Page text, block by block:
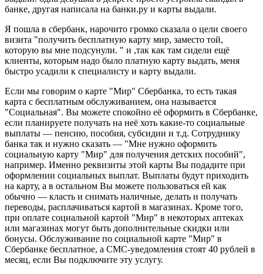
банке, другая написала на банки.ру и карты выдали.
Я пошла в сбербанк, нарочито громко сказала о цели своего
визита "получить бесплатную карту мир, заместо той,
которую вы мне подсунули. " и ,так как там сидели ещё
клиенты, которым надо было платную карту выдать, меня
быстро усадили к специалисту и карту выдали.
Если мы говорим о карте "Мир" Сбербанка, то есть такая
карта с бесплатным обслуживанием, она называется
"Социальная". Вы можете спокойно её оформить в Сбербанке,
если планируете получать на неё хоть какие-то социальные
выплаты — пенсию, пособия, субсидии и т.д. Сотруднику
банка так и нужно сказать — "Мне нужно оформить
социальную карту "Мир" для получения детских пособий",
например. Именно реквизиты этой карты Вы подадите при
оформлении социальных выплат. Выплаты будут приходить
на карту, а в остальном Вы можете пользоваться ей как
обычно — класть и снимать наличные, делать и получать
переводы, расплачиваться картой в магазинах. Кроме того,
при оплате социальной картой "Мир" в некоторых аптеках
или магазинах могут быть дополнительные скидки или
бонусы. Обслуживание по социальной карте "Мир" в
Сбербанке бесплатное, а СМС-уведомления стоят 40 рублей в
месяц, если Вы подключите эту услугу.